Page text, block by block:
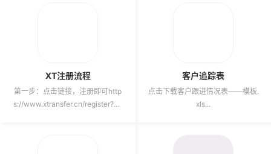
XT注册流程
第一步：点击链接，注册即可http
s://www.xtransfer.cn/register?bu
客户追踪表
点击下载客户跟进情况表——模板.
xls...